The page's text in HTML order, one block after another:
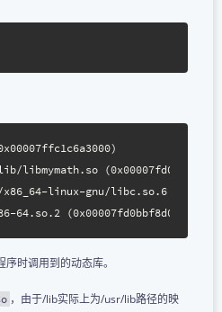
libmymath.so
linux-gnu/libc.so.6
(0x00007fd0bbf8d000)
序时调用到的动态库。
，由于/lib实际上为/usr/lib路径的映